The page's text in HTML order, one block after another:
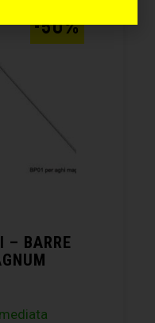
– BARRE
-50%